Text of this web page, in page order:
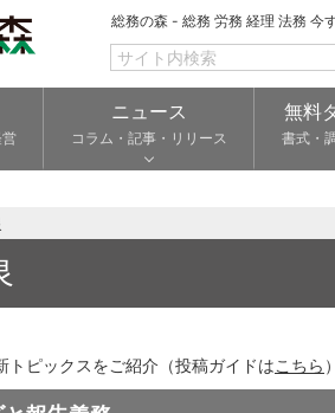
総務の森 - 総務 労務 経理 法務 今
ニュース
コラム・記事・リリース
無料
書式・
トピックスをご紹介（投稿ガイドはこちら ）